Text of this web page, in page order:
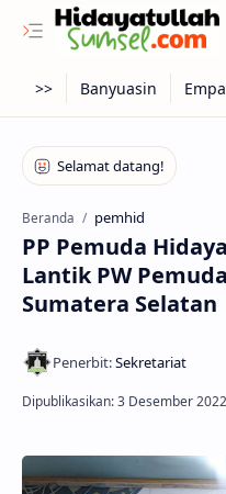
Beranda pemhid
PP Pemuda
Lantik PW
Sumatera Selatan